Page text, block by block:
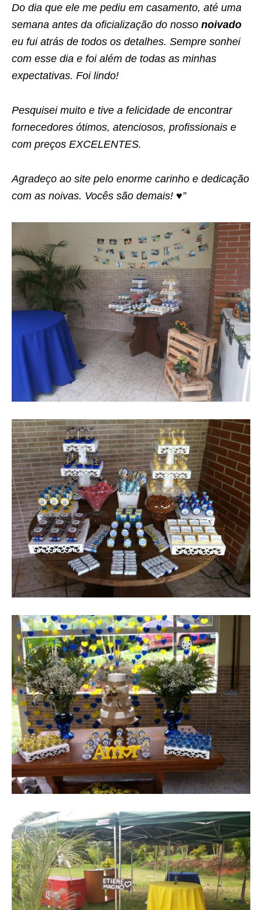
Do dia que ele me pediu em casamento, até uma
semana antes da oficialização do nosso noivado
eu fui atrás de todos os detalhes. Sempre sonhei
com esse dia e foi além de todas as minhas
expectativas. Foi lindo!
Pesquisei muito e tive a felicidade de encontrar
fornecedores ótimos, atenciosos, profissionais e
com preços EXCELENTES.
Agradeço ao site pelo enorme carinho e dedicação
com as noivas. Vocês são demais! ♥”